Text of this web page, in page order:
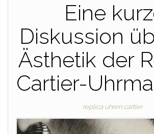
Eine
Diskussion
Ästhetik der
Cartier-
replica uhren cartier